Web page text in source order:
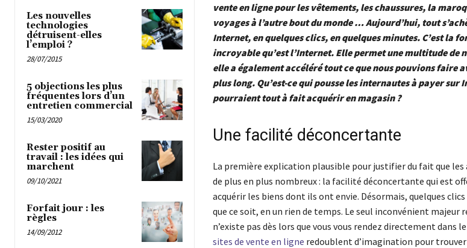
Les nouvelles
technologies
détruisent-elles
l’emploi ?
28/07/2015
5 objections les plus
fréquentes lors d’un
entretien commercial
15/03/2020
Rester positif au
travail : les idées qui
marchent
09/10/2021
Forfait jour : les
règles
14/09/2012
vente en ligne pour les vêtements, les chaussures, la
voyages à l’autre bout du monde … Aujourd’hui, tout
Internet, en quelques clics, en quelques minutes. C’est la
incroyable qu’est l’Internet. Elle permet une multitude de
elle a également accéléré tout ce que nous pouvions faire
plus long. Qu’est-ce qui pousse les internautes à payer sur
pourraient tout à fait acquérir en magasin ?
Une facilité déconcertante
La première explication plausible pour justifier du fait que
de plus en plus nombreux : la facilité déconcertante qui est
acquérir les biens dont ils ont envie. Désormais, quelques
que ce soit, en un rien de temps. Le seul inconvénient majeur
n’existe pas dès lors que vous vous rendez directement dans
sites de vente en ligne redoublent d’imagination pour